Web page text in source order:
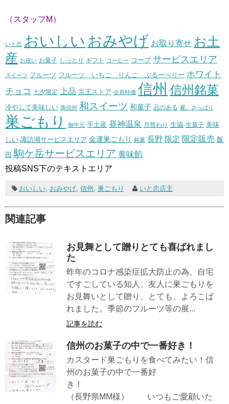
（スタッフM）
いと忠 おいしい おみやげ お取り寄せ お土
産 お祝い お菓子 しっとり ギフト コーヒー コープ サービスエリア
スイーツ フルーツ フルーツ いちご りんご ぶるーべりー ホワイト
チョコ 七夕限定 上品 京王ストア 会員特価 信州 信州銘菓
冷やして美味しい 南信州 和スイーツ 和菓子 品のある 夏、さっぱり
巣ごもり 御中元 手土産 昼神温泉 月替わり 生協 生菓子 美味
しい 諏訪湖サービスエリア 金運巣ごもり 銘菓 長野 限定 限定販売 飯
田 駒ケ岳サービスエリア 黄味餡
投稿SNS下のテキストエリア
おいしい, おみやげ, 信州 , 巣ごもり いと忠店主
関連記事
お見舞として贈りとても喜ばれまし
た
昨年のコロナ感染症拡大防止の為、自宅
ですごしている知人、友人に巣ごもりを
お見舞いとして贈り、とても、よろこば
れました。季節のフルーツ等の展...
記事を読む
信州のお菓子の中で一番好き！
カスタード巣ごもりを食べてみたい！信
州のお菓子の中で一番好
き！
（長野県MM様） いつもご愛顧いた